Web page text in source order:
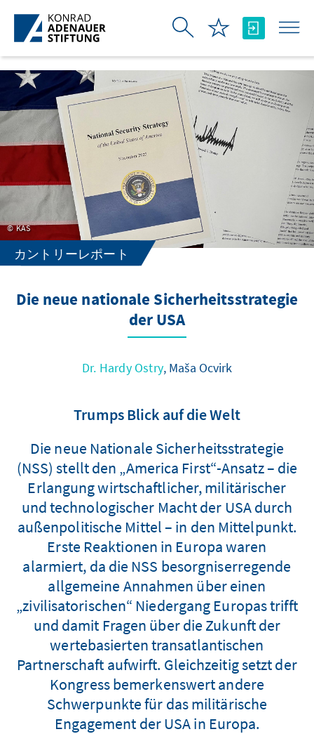
メインコンテンツにスキップ
KAS
カントリーレポート
Die neue nationale Sicherheitsstrategie
der USA
Dr. Hardy Ostry, Maša Ocvirk
Trumps Blick auf die Welt
Die neue Nationale Sicherheitsstrategie
(NSS) stellt den „America First“-Ansatz – die
Erlangung wirtschaftlicher, militärischer
und technologischer Macht der USA durch
außenpolitische Mittel – in den Mittelpunkt.
Erste Reaktionen in Europa waren
alarmiert, da die NSS besorgniserregende
allgemeine Annahmen über einen
„zivilisatorischen“ Niedergang Europas trifft
und damit Fragen über die Zukunft der
wertebasierten transatlantischen
Partnerschaft aufwirft. Gleichzeitig setzt der
Kongress bemerkenswert andere
Schwerpunkte für das militärische
Engagement der USA in Europa.